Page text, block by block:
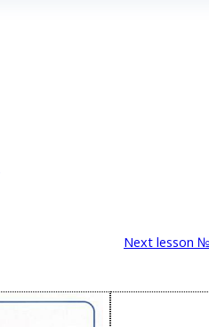
Next lesson